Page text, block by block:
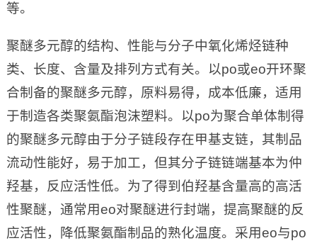
等。
聚醚多元醇的结构、性能与分子中氧化烯烃链种
类、长度、含量及排列方式有关。以po或eo开环聚
合制备的聚醚多元醇，原料易得，成本低廉，适用
于制造各类聚氨酯泡沫塑料。以po为聚合单体制得
的聚醚多元醇由于分子链段存在甲基支链，其制品
流动性能好，易于加工，但其分子链链端基本为仲
羟基，反应活性低。为了得到伯羟基含量高的高活
性聚醚，通常用eo对聚醚进行封端，提高聚醚的反
应活性，降低聚氨酯制品的熟化温度。采用eo与po